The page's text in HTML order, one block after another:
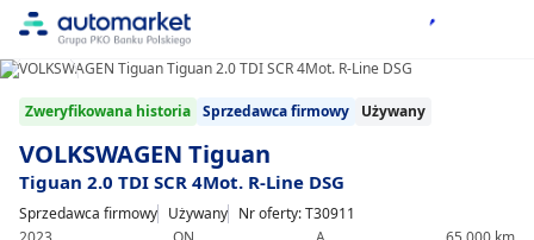
15
1/15
Zweryfikowana historia Sprzedawca firmowy Używany
VOLKSWAGEN Tiguan
Tiguan 2.0 TDI SCR 4Mot. R-Line DSG
Sprzedawca firmowy Używany Nr oferty: T30911